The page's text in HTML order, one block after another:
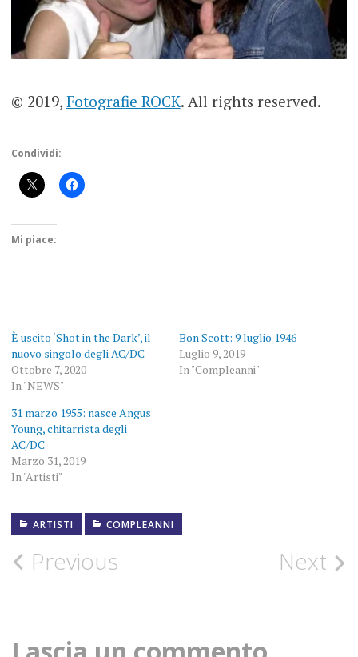
© 2019, Fotografie ROCK. All rights reserved.
Condividi:
Mi piace:
È uscito ‘Shot in the Dark’, il
nuovo singolo degli AC/DC
Ottobre 7, 2020
In "NEWS"
Bon Scott: 9 luglio 1946
Luglio 9, 2019
In "Compleanni"
31 marzo 1955: nasce Angus
Young, chitarrista degli
AC/DC
Marzo 31, 2019
In "Artisti"
ARTISTI
COMPLEANNI
COMPLEANNO
FOTOGRAFIE
Post
Previous Next